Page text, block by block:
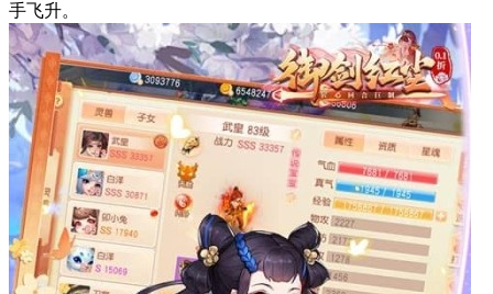
手飞升。